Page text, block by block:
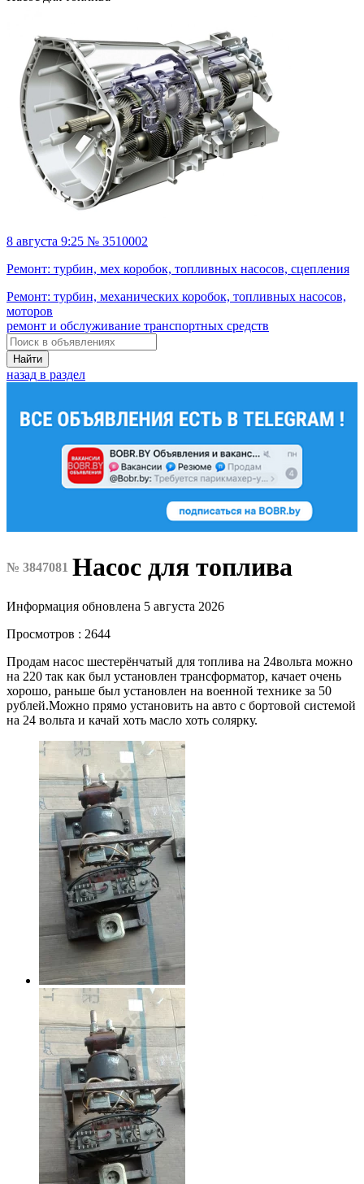
8 августа 9:25 № 3510002
Ремонт: турбин, мех коробок, топливных насосов, сцепления
Ремонт: турбин, механических коробок, топливных насосов,
моторов
ремонт и обслуживание транспортных средств
Найти
назад в раздел
№ 3847081 Насос для топлива
Информация обновлена 5 августа 2026
Просмотров : 2644
Продам насос шестерёнчатый для топлива на 24вольта можно
на 220 так как был установлен трансформатор, качает очень
хорошо, раньше был установлен на военной технике за 50
рублей.Можно прямо установить на авто с бортовой системой
на 24 вольта и качай хоть масло хоть солярку.